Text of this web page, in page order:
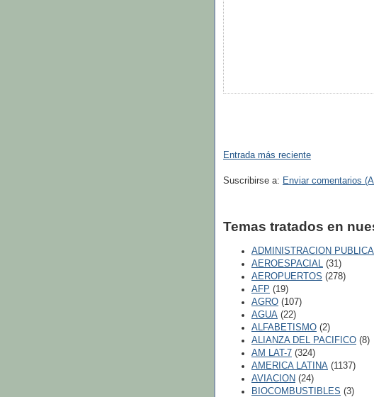
Entrada más reciente
Suscribirse a: Enviar comentarios
Temas tratados en
ADMINISTRACION PUBLICA
AEROESPACIAL (31)
AEROPUERTOS (278)
AFP (19)
AGRO (107)
AGUA (22)
ALFABETISMO (2)
ALIANZA DEL PACIFICO (8)
AM LAT-7 (324)
AMERICA LATINA (1137)
AVIACION (24)
BIOCOMBUSTIBLES (3)